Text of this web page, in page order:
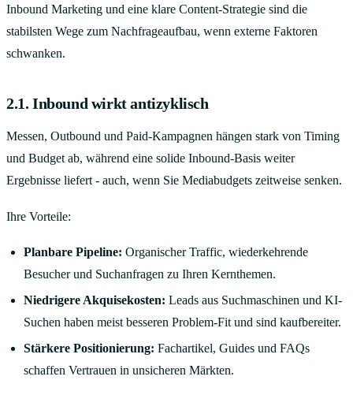
Inbound Marketing und eine klare Content-Strategie sind die
stabilsten Wege zum Nachfrageaufbau, wenn externe Faktoren
schwanken.
2.1. Inbound wirkt antizyklisch
Messen, Outbound und Paid-Kampagnen hängen stark von Timing
und Budget ab, während eine solide Inbound-Basis weiter
Ergebnisse liefert - auch, wenn Sie Mediabudgets zeitweise senken.
Ihre Vorteile:
Planbare Pipeline: Organischer Traffic, wiederkehrende
Besucher und Suchanfragen zu Ihren Kernthemen.
Niedrigere Akquisekosten: Leads aus Suchmaschinen und KI-
Suchen haben meist besseren Problem-Fit und sind kaufbereiter.
Stärkere Positionierung: Fachartikel, Guides und FAQs
schaffen Vertrauen in unsicheren Märkten.